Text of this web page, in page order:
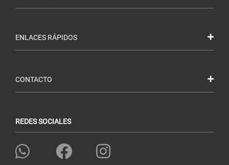
ENLACES RÁPIDOS
CONTACTO
REDES SOCIALES